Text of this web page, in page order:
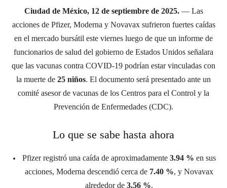
Ciudad de México, 12 de septiembre de 2025.— Las
acciones de Pfizer, Moderna y Novavax sufrieron fuertes caídas
en el mercado bursátil este viernes luego de que un informe de
funcionarios de salud del gobierno de Estados Unidos señalara
que las vacunas contra COVID-19 podrían estar vinculadas con
la muerte de 25 niños. El documento será presentado ante un
comité asesor de vacunas de los Centros para el Control y la
Prevención de Enfermedades (CDC).
Lo que se sabe hasta ahora
Pfizer registró una caída de aproximadamente 3.94 % en sus
acciones, Moderna descendió cerca de 7.40 %, y Novavax
alrededor de 3.56 %.